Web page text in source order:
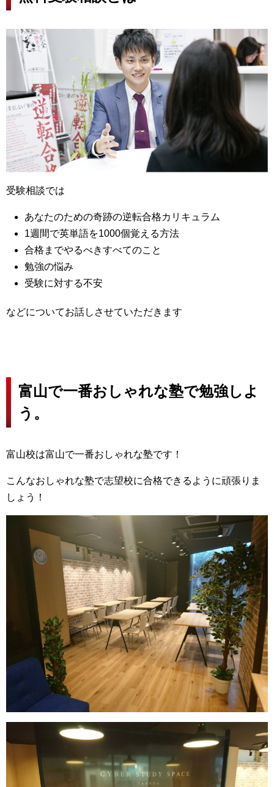
受験相談では
あなたのための奇跡の逆転合格カリキュラム
1週間で英単語を1000個覚える方法
合格までやるべきすべてのこと
勉強の悩み
受験に対する不安
などについてお話しさせていただきます
富山で一番おしゃれな塾で勉強しよ
う。
富山校は富山で一番おしゃれな塾です！
こんなおしゃれな塾で志望校に合格できるように頑張りま
しょう！